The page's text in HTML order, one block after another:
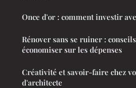
Once d'or : comment investir
Rénover sans se ruiner :
économiser sur les dépenses
Créativité et savoir-faire chez
d'architecte